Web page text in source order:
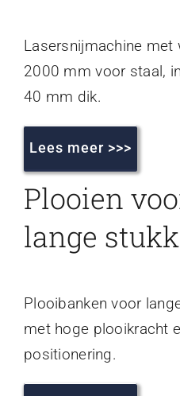
Lasersnijmachine met
2000 mm voor staal,
40 mm dik.
Lees meer >>>
Plooien
lange
Plooibanken voor
met hoge plooikracht
positionering.